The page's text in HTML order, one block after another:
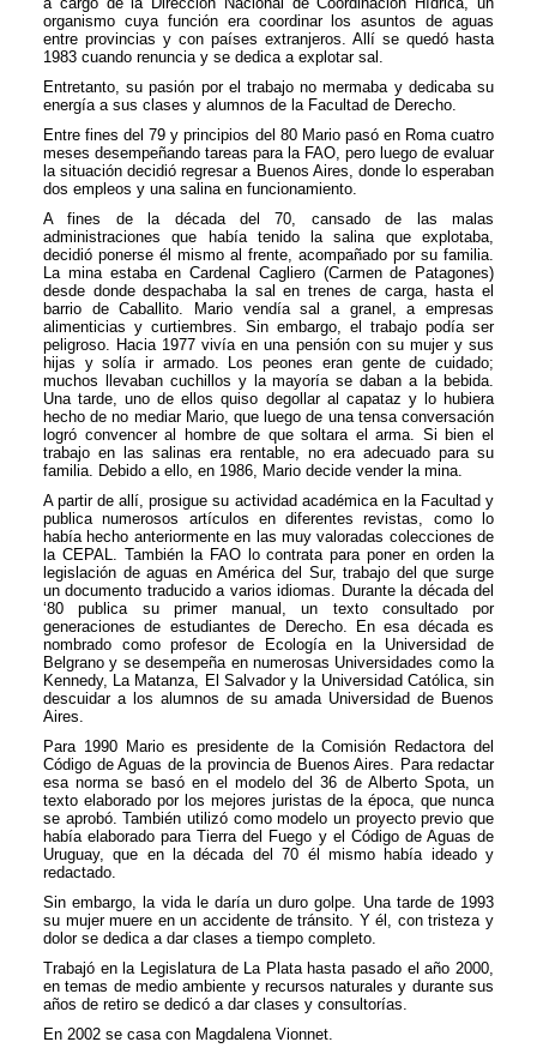
organismo cuya función era coordinar los asuntos de aguas
entre provincias y con países extranjeros. Allí se quedó hasta
1983 cuando renuncia y se dedica a explotar sal.
Entretanto, su pasión por el trabajo no mermaba y dedicaba su
energía a sus clases y alumnos de la Facultad de Derecho.
Entre fines del 79 y principios del 80 Mario pasó en Roma cuatro
meses desempeñando tareas para la FAO, pero luego de evaluar
la situación decidió regresar a Buenos Aires, donde lo esperaban
dos empleos y una salina en funcionamiento.
A fines de la década del 70, cansado de las malas
administraciones que había tenido la salina que explotaba,
decidió ponerse él mismo al frente, acompañado por su familia.
La mina estaba en Cardenal Cagliero (Carmen de Patagones)
desde donde despachaba la sal en trenes de carga, hasta el
barrio de Caballito. Mario vendía sal a granel, a empresas
alimenticias y curtiembres. Sin embargo, el trabajo podía ser
peligroso. Hacia 1977 vivía en una pensión con su mujer y sus
hijas y solía ir armado. Los peones eran gente de cuidado;
muchos llevaban cuchillos y la mayoría se daban a la bebida.
Una tarde, uno de ellos quiso degollar al capataz y lo hubiera
hecho de no mediar Mario, que luego de una tensa conversación
logró convencer al hombre de que soltara el arma. Si bien el
trabajo en las salinas era rentable, no era adecuado para su
familia. Debido a ello, en 1986, Mario decide vender la mina.
A partir de allí, prosigue su actividad académica en la Facultad y
publica numerosos artículos en diferentes revistas, como lo
había hecho anteriormente en las muy valoradas colecciones de
la CEPAL. También la FAO lo contrata para poner en orden la
legislación de aguas en América del Sur, trabajo del que surge
un documento traducido a varios idiomas. Durante la década del
‘80 publica su primer manual, un texto consultado por
generaciones de estudiantes de Derecho. En esa década es
nombrado como profesor de Ecología en la Universidad de
Belgrano y se desempeña en numerosas Universidades como la
Kennedy, La Matanza, El Salvador y la Universidad Católica, sin
descuidar a los alumnos de su amada Universidad de Buenos
Aires.
Para 1990 Mario es presidente de la Comisión Redactora del
Código de Aguas de la provincia de Buenos Aires. Para redactar
esa norma se basó en el modelo del 36 de Alberto Spota, un
texto elaborado por los mejores juristas de la época, que nunca
se aprobó. También utilizó como modelo un proyecto previo que
había elaborado para Tierra del Fuego y el Código de Aguas de
Uruguay, que en la década del 70 él mismo había ideado y
redactado.
Sin embargo, la vida le daría un duro golpe. Una tarde de 1993
su mujer muere en un accidente de tránsito. Y él, con tristeza y
dolor se dedica a dar clases a tiempo completo.
Trabajó en la Legislatura de La Plata hasta pasado el año 2000,
en temas de medio ambiente y recursos naturales y durante sus
años de retiro se dedicó a dar clases y consultorías.
En 2002 se casa con Magdalena Vionnet.